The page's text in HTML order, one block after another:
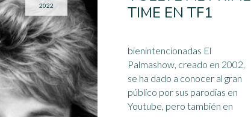
2022
TIME EN TF1
bienintencionadas El
Palmashow, creado en 2002,
se ha dado a conocer al gran
público por sus parodias en
Youtube, pero también en